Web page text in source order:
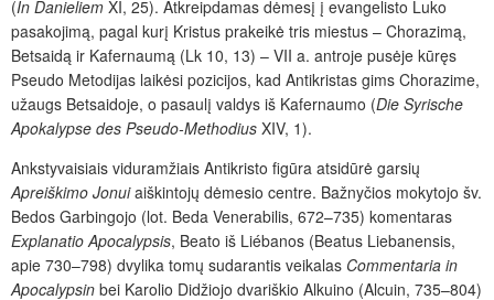
(In Danieliem XI, 25). Atkreipdamas dėmesį į evangelisto Luko
pasakojimą, pagal kurį Kristus prakeikė tris miestus – Chorazimą,
Betsaidą ir Kafernaumą (Lk 10, 13) – VII a. antroje pusėje kūręs
Pseudo Metodijas laikėsi pozicijos, kad Antikristas gims Chorazime,
užaugs Betsaidoje, o pasaulį valdys iš Kafernaumo (Die Syrische
Apokalypse des Pseudo-Methodius XIV, 1).
Ankstyvaisiais viduramžiais Antikristo figūra atsidūrė garsių
Apreiškimo Jonuiaiškintojų dėmesio centre. Bažnyčios mokytojo šv.
Bedos Garbingojo (lot. Beda Venerabilis, 672–735) komentaras
Explanatio Apocalypsis, Beato iš Liébanos (Beatus Liebanensis,
apie 730–798) dvylika tomų sudarantis veikalas Commentaria in
Apocalypsin bei Karolio Didžiojo dvariškio Alkuino (Alcuin, 735–804)